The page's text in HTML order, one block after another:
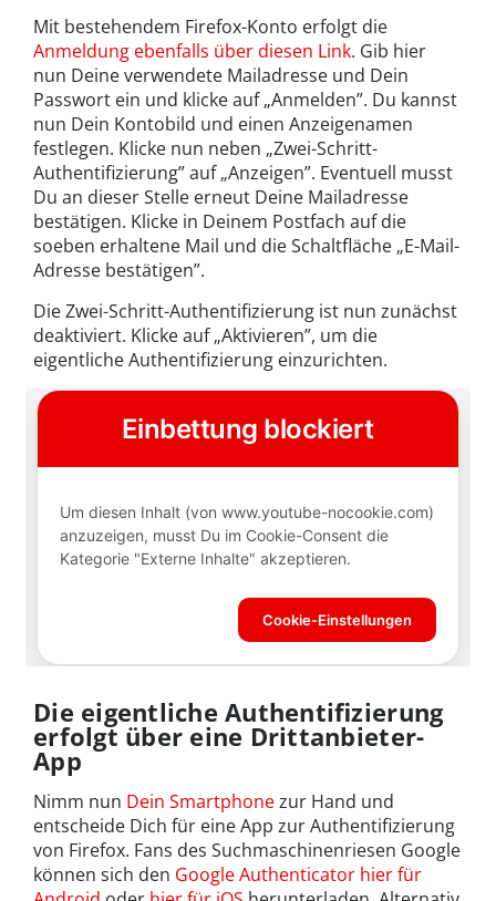
Mit bestehendem Firefox-Konto erfolgt die
Anmeldung ebenfalls über diesen Link. Gib hier
nun Deine verwendete Mailadresse und Dein
Passwort ein und klicke auf „Anmelden”. Du kannst
nun Dein Kontobild und einen Anzeigenamen
festlegen. Klicke nun neben „Zwei-Schritt-
Authentifizierung” auf „Anzeigen”. Eventuell musst
Du an dieser Stelle erneut Deine Mailadresse
bestätigen. Klicke in Deinem Postfach auf die
soeben erhaltene Mail und die Schaltfläche „E-Mail-
Adresse bestätigen”.
Die Zwei-Schritt-Authentifizierung ist nun zunächst
deaktiviert. Klicke auf „Aktivieren”, um die
eigentliche Authentifizierung einzurichten.
Die eigentliche Authentifizierung
erfolgt über eine Drittanbieter-
App
Nimm nun Dein Smartphonezur Hand und
entscheide Dich für eine App zur Authentifizierung
von Firefox. Fans des Suchmaschinenriesen Google
können sich den Google Authenticator hier für